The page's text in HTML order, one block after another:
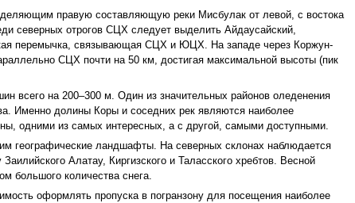
правую составляющую реки Мисбулак от левой, с востока
северных отрогов СЦХ следует выделить Айдаусайский,
перемычка, связывающая СЦХ и ЮЦХ. На западе через Коржун-
СЦХ почти на 50 км, достигая максимальной высоты (пик
всего на 200–300 м. Один из значительных районов оледенения
Именно долины Коры и соседних рек являются наиболее
одними из самых интересных, а с другой, самыми доступными.
географические ландшафты. На северных склонах наблюдается
Алатау, Киргизского и Таласского хребтов. Весной
большого количества снега.
оформлять пропуска в погранзону для посещения наиболее